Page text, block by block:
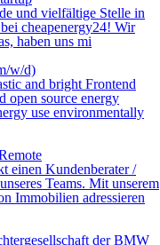
und vielfältige Stelle in
cheapenergy24! Wir
haben uns mi
w/d)
and bright Frontend
open source energy
use environmentally
einen Kundenberater /
Teams. Mit unserem
Immobilien adressieren
der BMW